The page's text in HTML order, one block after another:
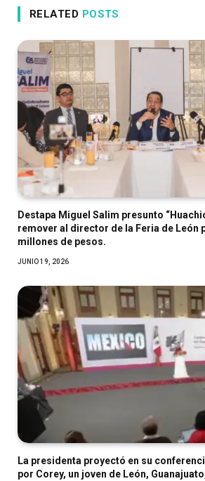
RELATED POSTS
Destapa Miguel Salim presunto
remover al director de la Feria de León
millones de pesos.
JUNIO 19, 2026
La presidenta proyectó en su
por Corey, un joven de León,